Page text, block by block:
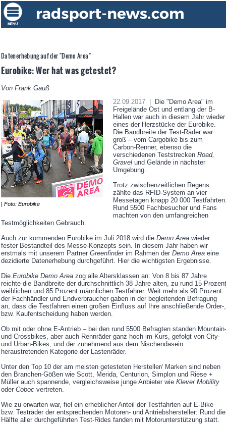
Datenerhebung auf der "Demo Area"
Eurobike: Wer hat was getestet?
Von Frank Gauß
| Foto: Eurobike
22.09.2017 |
Die "Demo Area" im
Freigelände Ost und entlang der B-
Hallen war auch in diesem Jahr wieder
eines der Herzstücke der Eurobike.
Die Bandbreite der Test-Räder war
groß – vom Cargobike bis zum
Carbon-Renner, ebenso die
verschiedenen Teststrecken Road,
Gravelund Gelände in nächster
Umgebung.
Trotz zwischenzeitlichen Regens
zählte das RFID-System an vier
Messetagen knapp 20 000
Rund 5500 Fachbesucher und Fans
machten von den umfangreichen
Testmöglichkeiten Gebrauch.
Auch zur kommenden Eurobike im Juli 2018 wird die Demo Area wieder
fester Bestandteil des Messe-Konzepts sein. In diesem Jahr haben wir
erstmals mit unserem Partner Greenfinder im Rahmen der Demo Area eine
dezidierte Datenerhebung durchgeführt. Hier die wichtigsten Ergebnisse.
Die Eurobike Demo Area zog alle Altersklassen an: Von 8 bis 87 Jahre
reichte die Bandbreite der durchschnittlich 38 Jahre alten, zu rund 15 Prozent
weiblichen und 85 Prozent männlichen Testfahrer. Weit mehr als 90 Prozent
der Fachhändler und Endverbraucher gaben in der begleitenden Befragung
an, dass die Testfahren einen großen Einfluss auf Ihre anschließende Order-,
bzw. Kaufentscheidung haben werden.
Ob mit oder ohne E-Antrieb – bei den rund 5500 Befragten standen Mountain-
und Crossbikes, aber auch Rennräder ganz hoch im Kurs, gefolgt von City-
und Urban-Bikes, und der zunehmend aus dem Nischendasein
heraustretenden Kategorie der Lastenräder.
Unter den Top 10 der am meisten getesteten Hersteller/ Marken sind neben
den Branchen-Gößen wie Scott, Merida, Centurion, Simplon und Riese +
Müller auch spannende, vergleichsweise junge Anbieter wie Klever Mobility
oder Coboc vertreten.
Wie zu erwarten war, fiel ein erheblicher Anteil der Testfahrten auf E-Bike
bzw. Testräder der entsprechenden Motoren- und Antriebshersteller: Rund die
Hälfte aller durchgeführten Test-Rides fanden mit Motorunterstützung statt.